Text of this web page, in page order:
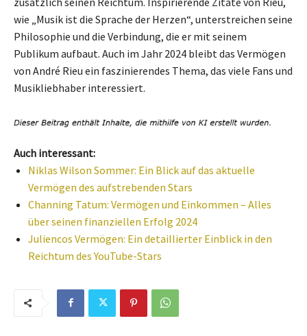
wie „Musik ist die Sprache der Herzen“, unterstreichen seine
Philosophie und die Verbindung, die er mit seinem
Publikum aufbaut. Auch im Jahr 2024 bleibt das Vermögen
von André Rieu ein faszinierendes Thema, das viele Fans und
Musikliebhaber interessiert.
Auch interessant:
Niklas Wilson Sommer: Ein Blick auf das aktuelle
Vermögen des aufstrebenden Stars
Channing Tatum: Vermögen und Einkommen – Alles
über seinen finanziellen Erfolg 2024
Juliencos Vermögen: Ein detaillierter Einblick in den
Reichtum des YouTube-Stars